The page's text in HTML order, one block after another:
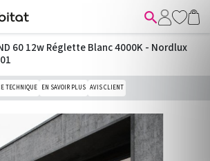

60 12w Réglette Blanc 4000K - Nordlux
TECHNIQUE EN SAVOIR PLUS AVIS CLIENT